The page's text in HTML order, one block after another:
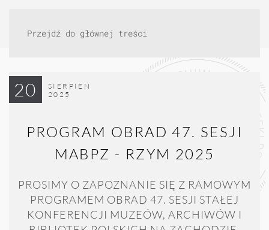
Przejdź do głównej treści
20
SIERPIEŃ
2025
PROGRAM OBRAD 47. SESJI
MABPZ - RZYM 2025
PROSIMY O ZAPOZNANIE SIĘ Z RAMOWYM
PROGRAMEM OBRAD 47. SESJI STAŁEJ
KONFERENCJI MUZEÓW, ARCHIWÓW I